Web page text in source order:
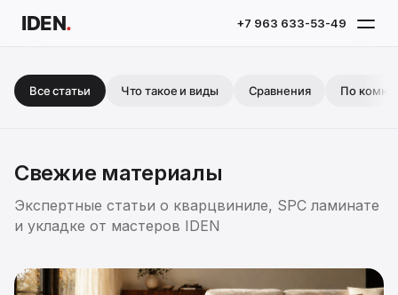
IDEN. +7 963 633-53-49
Все статьи Что такое и виды Сравнения По
Свежие материалы
Экспертные статьи о кварцвиниле, SPC ламинате
и укладке от мастеров IDEN